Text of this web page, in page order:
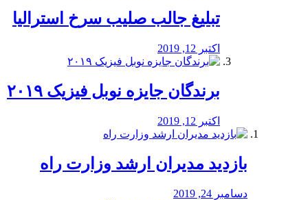
تبلیغ جالب صلیب سرخ استرالیا
اکتبر 12, 2019
برندگان جایزه نوبل فیزیک ۲۰۱۹
اکتبر 12, 2019
بازدید مدیران ارشد وزارت راه
دسامبر 24, 2019